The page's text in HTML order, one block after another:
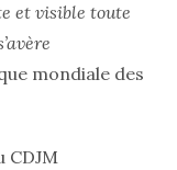
et visible toute
mondiale des
CDJM